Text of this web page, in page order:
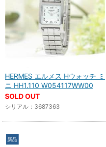
HERMES エルメス Hウォッチ ミ
ニ HH1.110 W054117WW00
SOLD OUT
シリアル：3687363
新品